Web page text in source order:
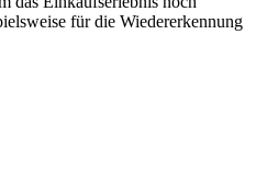
für die Wiedererkennung